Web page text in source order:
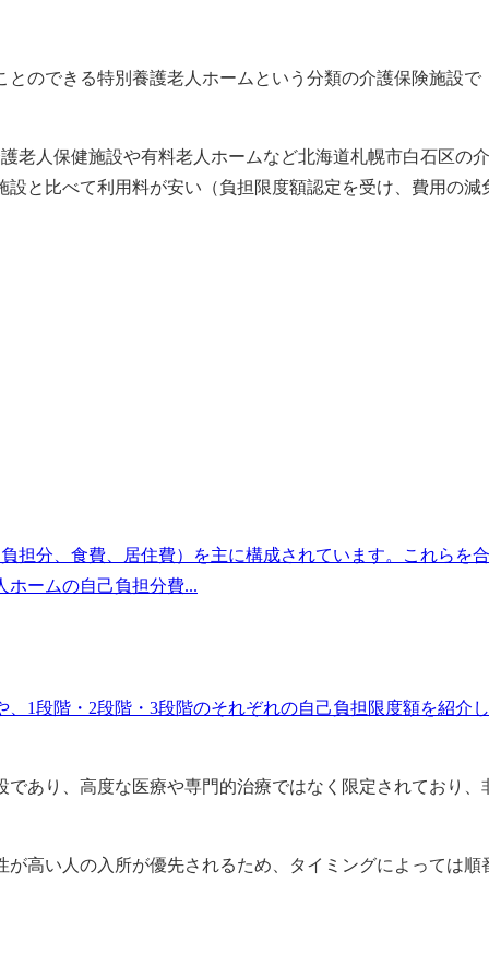
のできる特別養護老人ホームという分類の介護保険施設で
老人保健施設や有料老人ホームなど北海道札幌市白石区の介
と比べて利用料が安い（負担限度額認定を受け、費用の減
担分、食費、居住費）を主に構成されています。これらを合
ホームの自己負担分費...
1段階・2段階・3段階のそれぞれの自己負担限度額を紹介し
あり、高度な医療や専門的治療ではなく限定されており、
高い人の入所が優先されるため、タイミングによっては順